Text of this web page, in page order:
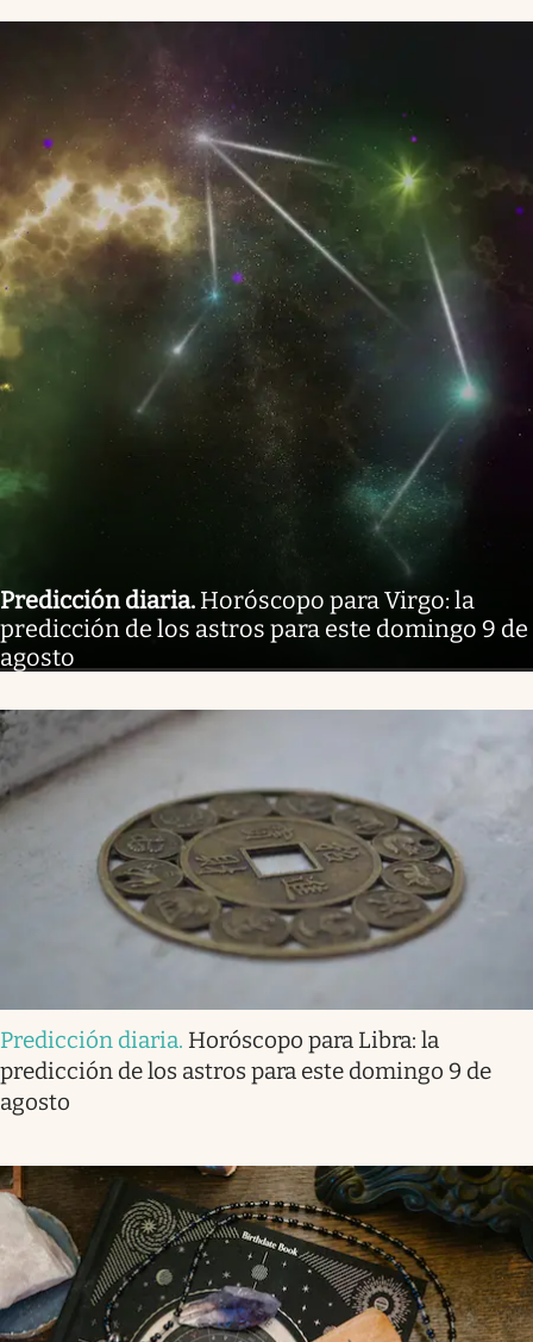
Predicción diaria. Horóscopo para Virgo: la
predicción de los astros para este domingo 9 de
agosto
Predicción diaria. Horóscopo para Libra: la
predicción de los astros para este domingo 9 de
agosto